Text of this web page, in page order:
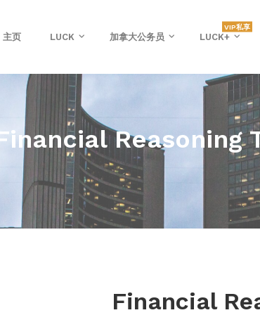
主页 LUCK 加拿大公务员 LUCK+
VIP私享
Reasoning
Financial